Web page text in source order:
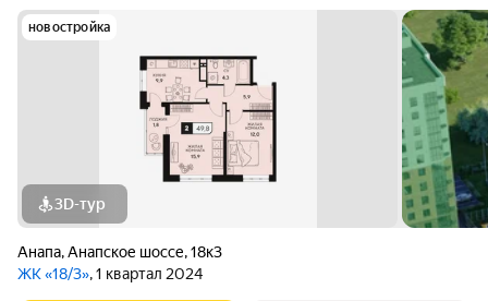
новостройка
3D-тур
Анапа,Анапское шоссе,18к3
ЖК «18/3», 1 квартал 2024